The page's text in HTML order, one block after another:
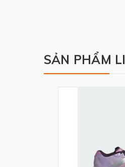
SẢN PHẨM